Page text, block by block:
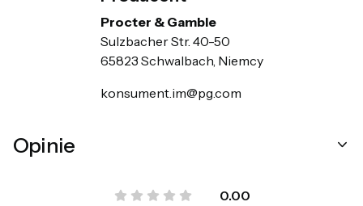
Procter & Gamble
Sulzbacher Str. 40-50
65823 Schwalbach, Niemcy
konsument.im@pg.com
Opinie
0.00